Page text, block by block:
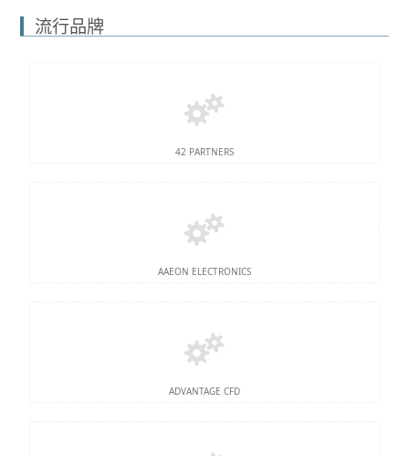
流行品牌
42 PARTNERS
AAEON ELECTRONICS
ADVANTAGE CFD